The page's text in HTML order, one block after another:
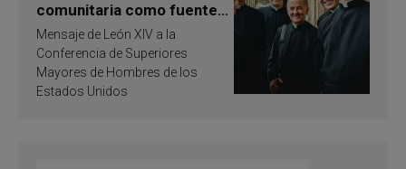
comunitaria como fuente
de inspiración y
santificación
Mensaje de León XIV a la
Conferencia de Superiores
Mayores de Hombres de los
Estados Unidos